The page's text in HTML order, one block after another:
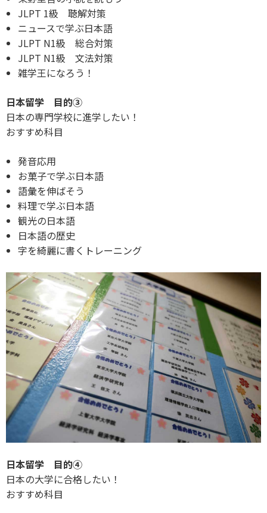
JLPT 1級 聴解対策
ニュースで学ぶ日本語
JLPT N1級 総合対策
JLPT N1級 文法対策
雑学王になろう！
日本留学 目的③
日本の専門学校に進学したい！
おすすめ科目
発音応用
お菓子で学ぶ日本語
語彙を伸ばそう
料理で学ぶ日本語
観光の日本語
日本語の歴史
字を綺麗に書くトレーニング
日本留学 目的④
日本の大学に合格したい！
おすすめ科目